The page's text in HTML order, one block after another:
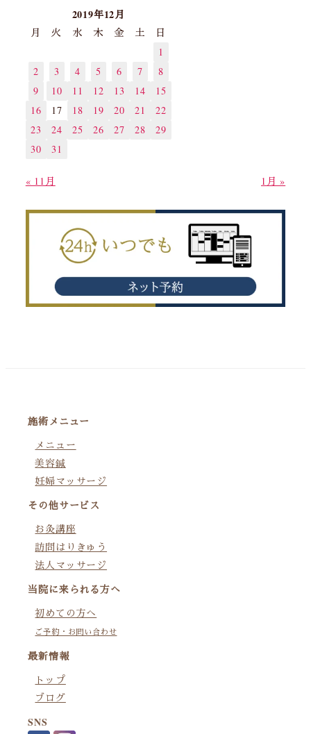
2019年12月
月 火 水 木 金 土
日
1
2
3 4 5 6 7
8
9
10 11 12 13 14
15
16
17 18 19 20 21
22
23
24 25 26 27 28
29
30
31
« 11月 1月 »
施術メニュー
メニュー
美容鍼
妊婦マッサージ
その他サービス
お灸講座
訪問はりきゅう
法人マッサージ
当院に来られる方へ
初めての方へ
ご予約・お問い合わせ
最新情報
トップ
ブログ
SNS